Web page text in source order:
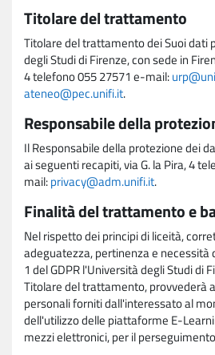
Titolare del trattamento
Titolare del trattamento dei Suoi dati
degli Studi di Firenze, con sede in
4 telefono 055 27571 e-mail:
ateneo@pec.unifi.it.
Responsabile della
Il Responsabile della protezione dei
ai seguenti recapiti, via G. la Pira, 4
mail:privacy@adm.unifi.it.
Finalità del trattamento e
Nel rispetto dei principi di liceità,
adeguatezza, pertinenza e necessità
1 del GDPR l'Università degli Studi di
Titolare del trattamento, provvederà
personali forniti dall'interessato al
dell'utilizzo delle piattaforme E-
mezzi elettronici, per il